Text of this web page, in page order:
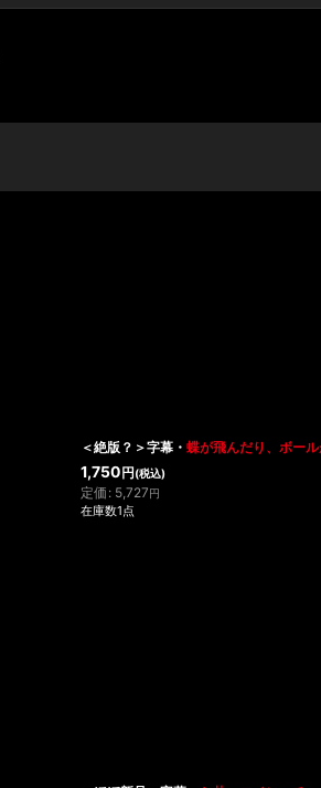
＜絶版？＞字幕・ 蝶が飛んだり、ボー
1,750 円 (税込)
定価 : 5,727円
在庫数1点